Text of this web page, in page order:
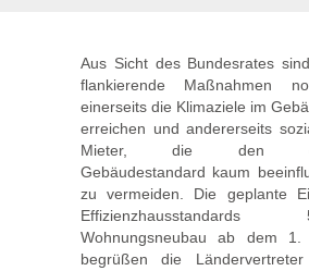
Aus Sicht des Bundesrates
flankierende Maßnahmen
einerseits die Klimaziele im
erreichen und andererseits
Mieter, die den
Gebäudestandard kaum
zu vermeiden. Die geplante
Wohnungsneubau ab dem
begrüßen die Ländervertreter